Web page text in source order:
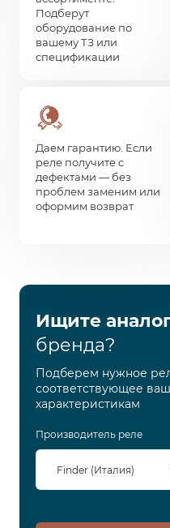
Подберут
оборудование по
вашему ТЗ или
спецификации
Даем гарантию. Если
реле получите с
дефектами — без
проблем заменим или
оформим возврат
Ищите
бренда?
Подберем нужное
соответствующее
характеристикам
Производитель реле